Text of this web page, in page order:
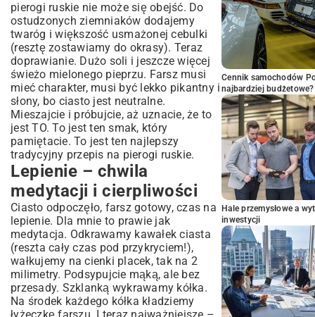
pierogi ruskie nie może się obejść. Do
ostudzonych ziemniaków dodajemy
twaróg i większość usmażonej cebulki
(resztę zostawiamy do okrasy). Teraz
doprawianie. Dużo soli i jeszcze więcej
świeżo mielonego pieprzu. Farsz musi
mieć charakter, musi być lekko pikantny i
słony, bo ciasto jest neutralne.
Mieszajcie i próbujcie, aż uznacie, że to
jest TO. To jest ten smak, który
pamiętacie. To jest ten najlepszy
tradycyjny przepis na pierogi ruskie.
Lepienie – chwila
medytacji i cierpliwości
Ciasto odpoczęło, farsz gotowy, czas na
lepienie. Dla mnie to prawie jak
medytacja. Odkrawamy kawałek ciasta
(reszta cały czas pod przykryciem!),
wałkujemy na cienki placek, tak na 2
milimetry. Podsypujcie mąką, ale bez
przesady. Szklanką wykrawamy kółka.
Na środek każdego kółka kładziemy
Cennik samochodów
najbardziej budżetowe?
Hale przemysłowe a
inwestycji